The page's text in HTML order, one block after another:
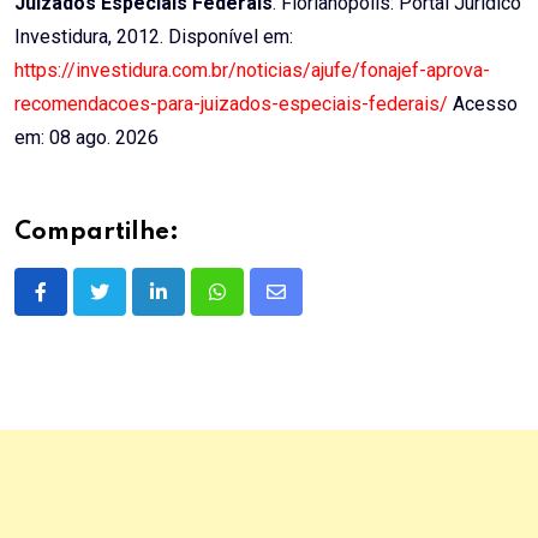
Investidura, 2012. Disponível em:
https://investidura.com.br/noticias/ajufe/fonajef-aprova-
recomendacoes-para-juizados-especiais-federais/ Acesso
em: 08 ago. 2026
Compartilhe:
LinkedInWhatsappShare